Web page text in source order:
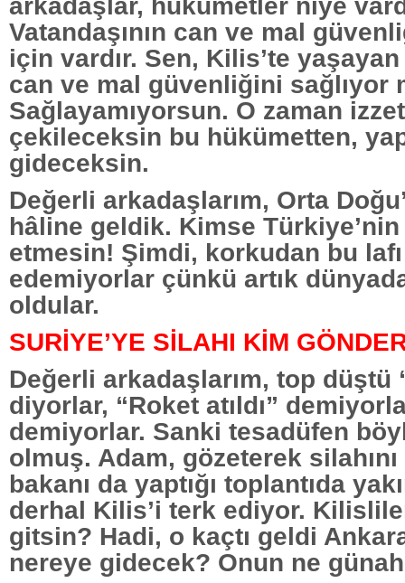
Vatandaşının can ve mal
için vardır. Sen, Kilis’te
can ve mal güvenliğini sağlıyor
Sağlayamıyorsun. O zaman
çekileceksin bu hükümetten,
gideceksin.
Değerli arkadaşlarım, Orta
hâline geldik. Kimse
etmesin! Şimdi, korkudan bu
edemiyorlar çünkü artık
oldular.
SURİYE’YE SİLAHI KİM
Değerli arkadaşlarım, top düştü
diyorlar, “Roket atıldı”
demiyorlar. Sanki tesadüfen
olmuş. Adam, gözeterek silahını
bakanı da yaptığı toplantıda
derhal Kilis’i terk ediyor.
gitsin? Hadi, o kaçtı geldi
nereye gidecek? Onun ne